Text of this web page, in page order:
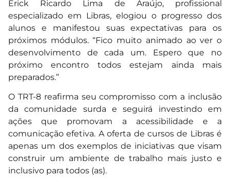
Erick Ricardo Lima de Araújo, profissional
especializado em Libras, elogiou o progresso dos
alunos e manifestou suas expectativas para os
próximos módulos. “Fico muito animado ao ver o
desenvolvimento de cada um. Espero que no
próximo encontro todos estejam ainda mais
preparados.”
O TRT-8 reafirma seu compromisso com a inclusão
da comunidade surda e seguirá investindo em
ações que promovam a acessibilidade e a
comunicação efetiva. A oferta de cursos de Libras é
apenas um dos exemplos de iniciativas que visam
construir um ambiente de trabalho mais justo e
inclusivo para todos (as).